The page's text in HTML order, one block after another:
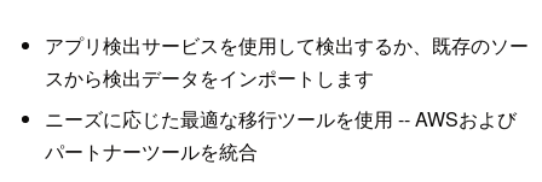
アプリ検出サービスを使用して検出するか、既存のソー
スから検出データをインポートします
ニーズに応じた最適な移行ツールを使用 -- AWSおよび
パートナーツールを統合